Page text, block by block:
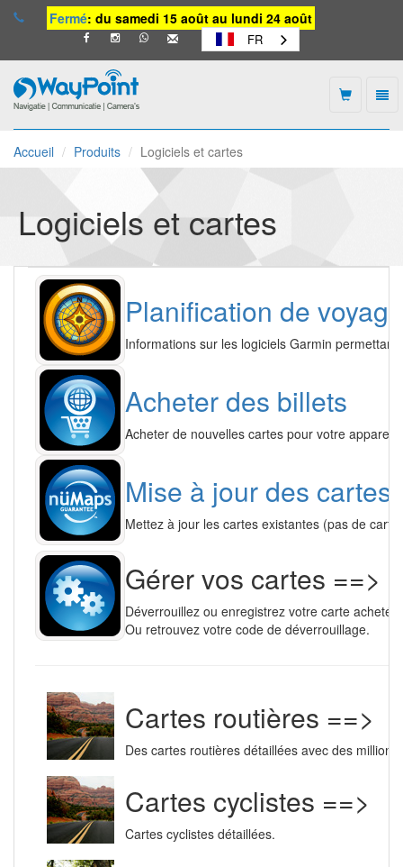
Fermé: du samedi 15 août au lundi 24 août
FR
-
vers
la
d'accueil
Accueil Produits Logiciels et cartes
Logiciels et cartes
Planification de
Informations sur les logiciels Garmin
Acheter des billets
Acheter de nouvelles cartes pour votre appareil
Mise à jour des cartes
Mettez à jour les cartes existantes (pas de
Gérer vos cartes ==>
Déverrouillez ou enregistrez votre carte achetée.
Ou retrouvez votre code de déverrouillage.
Cartes routières ==>
Des cartes routières détaillées avec des
Cartes cyclistes ==>
Cartes cyclistes détaillées.